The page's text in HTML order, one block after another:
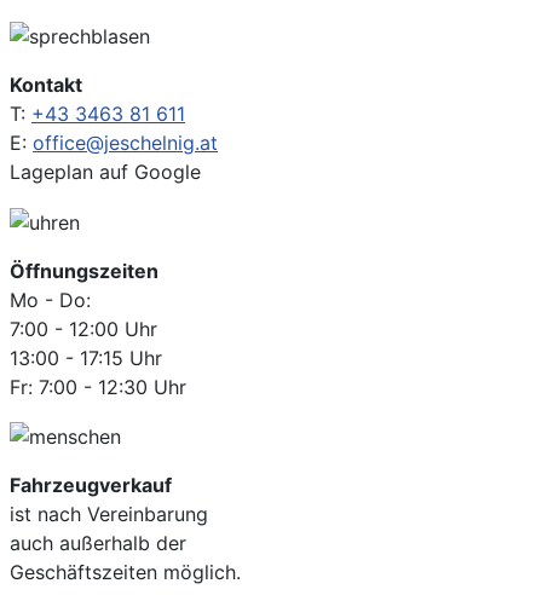
Kontakt
T: +43 3463 81 611
E: office@jeschelnig.at
Lageplan auf Google
Öffnungszeiten
Mo - Do:
7:00 - 12:00 Uhr
13:00 - 17:15 Uhr
Fr: 7:00 - 12:30 Uhr
Fahrzeugverkauf
ist nach Vereinbarung
auch außerhalb der
Geschäftszeiten möglich.